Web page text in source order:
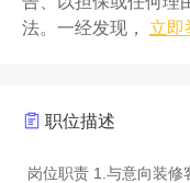
法。一经发现，
立即
职位描述
岗位职责 1.与意向装修